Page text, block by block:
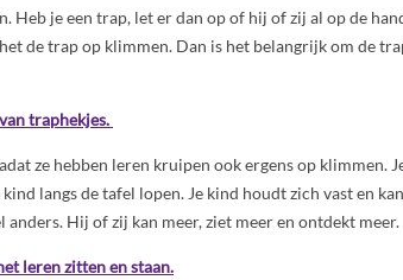
Heb je een trap, let er dan op of hij of zij al op de
de trap op klimmen. Dan is het belangrijk om de
traphekjes.
ze hebben leren kruipen ook ergens op klimmen.
langs de tafel lopen. Je kind houdt zich vast en
anders. Hij of zij kan meer, ziet meer en ontdekt meer.
leren zitten en staan.